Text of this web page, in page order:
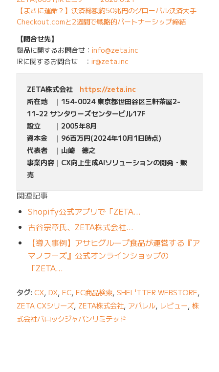
【まさに運命？】決済総額約50兆円のグローバル決済大手
Checkout.comと2週間で戦略的パートナーシップ締結
【問合せ先】
製品に関するお問合せ： info@zeta.inc
IRに関するお問合せ ： ir@zeta.inc
ZETA株式会社 https://zeta.inc
所在地 ｜154-0024 東京都世田谷区三軒茶屋2-
11-22 サンタワーズセンタービル17F
設立 ｜2005年8月
資本金 ｜96百万円(2024年10月1日時点)
代表者 ｜山崎 徳之
事業内容｜CX向上生成AIソリューションの開発・販
売
関連記事
Shopify公式アプリで「ZETA…
古谷宗章氏、ZETA株式会社…
【導入事例】アサヒグループ食品が運営する『ア
マノフーズ』公式オンラインショップの
「ZETA…
タグ: CX, DX, EC, EC商品検索, SHEL'TTER WEBSTORE,
ZETA CXシリーズ, ZETA株式会社, アパレル, レビュー, 株
式会社バロックジャパンリミテッド